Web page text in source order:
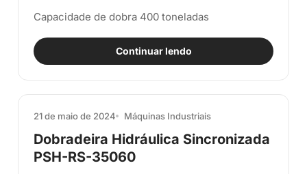
Capacidade de dobra 400 toneladas
Continuar lendo
21 de maio de 2024 Máquinas Industriais
Dobradeira Hidráulica Sincronizada
PSH-RS-35060